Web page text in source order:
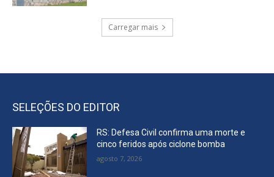
Carregar mais
SELEÇÕES DO EDITOR
RS: Defesa Civil confirma uma morte e
cinco feridos após ciclone bomba
agosto 7, 2026